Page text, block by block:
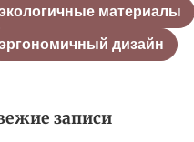
материалы
дизайн
записи